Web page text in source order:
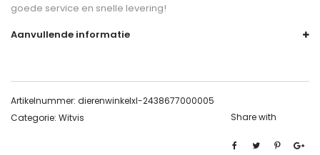
goede service en snelle levering!
Aanvullende informatie
Artikelnummer: dierenwinkelxl-2438677000005
Categorie: Witvis Share with